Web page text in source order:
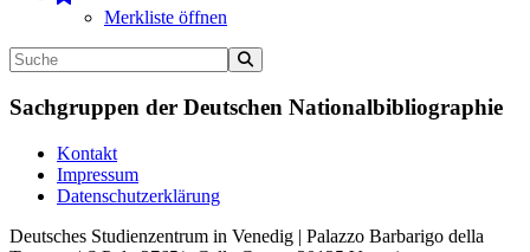
Merkliste öffnen
Sachgruppen der Deutschen Nationalbibliographie
Kontakt
Impressum
Datenschutzerklärung
Deutsches Studienzentrum in Venedig | Palazzo Barbarigo della